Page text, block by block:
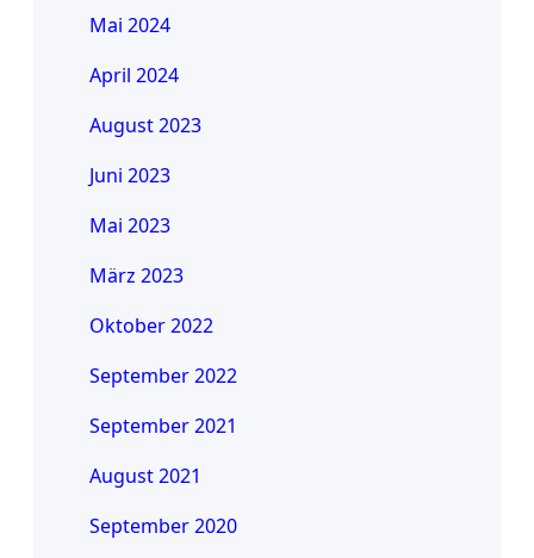
Mai 2024
April 2024
August 2023
Juni 2023
Mai 2023
März 2023
Oktober 2022
September 2022
September 2021
August 2021
September 2020